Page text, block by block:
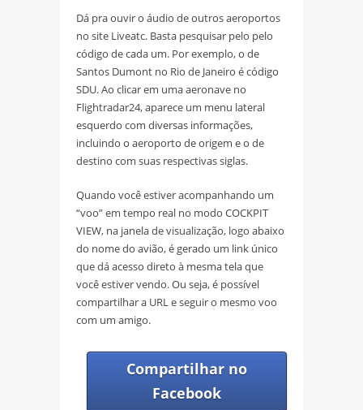
Dá pra ouvir o áudio de outros aeroportos
no site Liveatc. Basta pesquisar pelo pelo
código de cada um. Por exemplo, o de
Santos Dumont no Rio de Janeiro é código
SDU. Ao clicar em uma aeronave no
Flightradar24, aparece um menu lateral
esquerdo com diversas informações,
incluindo o aeroporto de origem e o de
destino com suas respectivas siglas.
Quando você estiver acompanhando um
“voo” em tempo real no modo COCKPIT
VIEW, na janela de visualização, logo abaixo
do nome do avião, é gerado um link único
que dá acesso direto à mesma tela que
você estiver vendo. Ou seja, é possível
compartilhar a URL e seguir o mesmo voo
com um amigo.
Compartilhar no
Facebook